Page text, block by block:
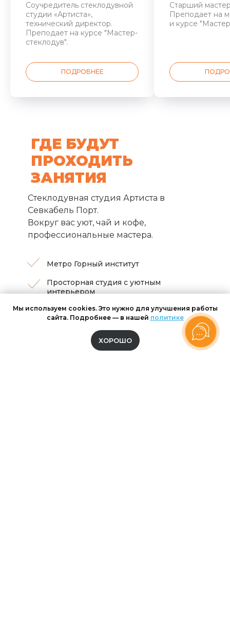
Соучредитель стеклодувной
студии «Артиста»,
технический директор.
Преподает на курсе "Мастер-
стеклодув".
ПОДРОБНЕЕ
Старший
Преподает на
и курсе
Приятная атмосфера
Просторная студия с уютным
интерьером
Метро Горный институт
Стеклодувная студия Артиста в
Севкабель Порт.
Вокруг вас уют, чай и кофе,
профессиональные мастера.
ГДЕ БУДУТ
ПРОХОДИТЬ
ЗАНЯТИЯ
Мы используем cookies. Это нужно для улучшения работы
сайта. Подробнее — в нашей политике
ХОРОШО